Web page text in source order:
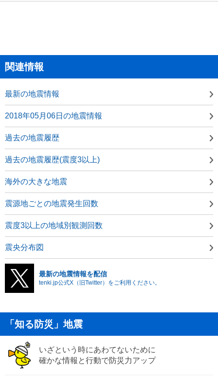
関連情報
最新の地震情報
2018年05月06日の地震情報
過去の地震履歴
過去の地震履歴(震度3以上)
海外の大きな地震
震源地ごとの地震発生回数
震度3以上の地域別観測回数
震央分布図
最新の地震情報を配信
tenki.jp公式X（旧Twitter）をご利用ください。
「知る防災」地震
いざという時にあわてないために
確かな情報と行動で防災力アップ